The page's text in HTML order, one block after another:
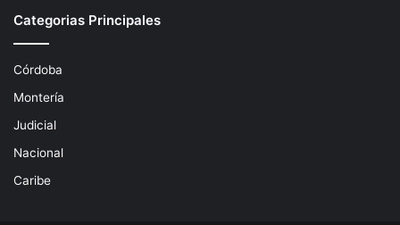
Categorias Principales
Córdoba
Montería
Judicial
Nacional
Caribe